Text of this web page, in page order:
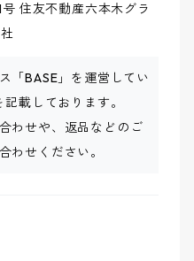
住友不動産六本木グラ
「BASE」を運営してい
載しております。
わせや、返品などのご
わせください。